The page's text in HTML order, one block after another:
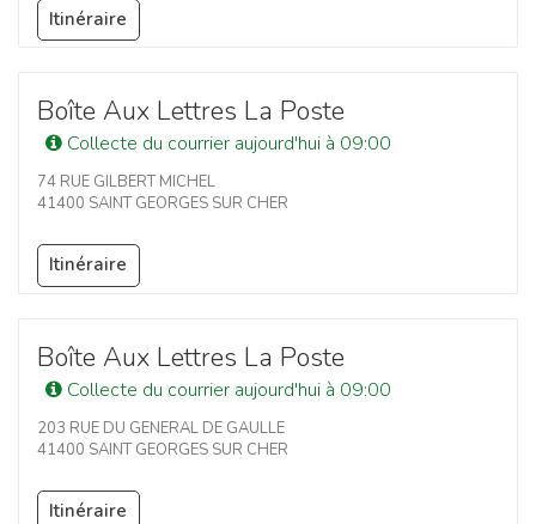
Itinéraire
Boîte Aux Lettres La Poste
Collecte du courrier aujourd'hui à 09:00
74 RUE GILBERT MICHEL
41400 SAINT GEORGES SUR CHER
Itinéraire
Boîte Aux Lettres La Poste
Collecte du courrier aujourd'hui à 09:00
203 RUE DU GENERAL DE GAULLE
41400 SAINT GEORGES SUR CHER
Itinéraire